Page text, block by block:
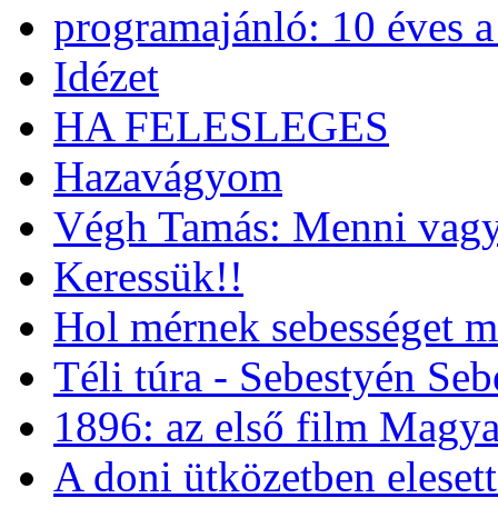
programajánló: 10 éves
Idézet
HA FELESLEGES
Hazavágyom
Végh Tamás: Menni
Keressük!!
Hol mérnek sebességet
Téli túra - Sebestyén
1896: az első film
A doni ütközetben